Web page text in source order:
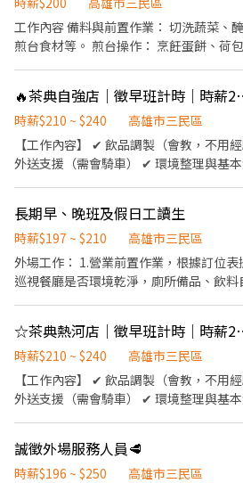
工作內容 備料與前置作業： 切洗蔬菜、
煎台食材等。 煎台操作： 烹飪蛋餅、荷
客製化需求、結帳與點交餐點。 送餐與
助顧客需求。 收桌與清潔： 用餐完畢後
地面環境。 飲料製作： 調配咖啡、奶茶等各式飲料
戰 高強度效率： 早晨尖峰時段客人多、
範，並保持友善的服務態度
🔥茶典自強
時薪$210 ~ $240
高雄市三民區
【工作內容】 ✔ 飲品調製（會教，不用
外送支援（需會騎車） ✔ 環境整理與基
長期早、晚班及假日工讀生
時薪$197 ~ $210
高雄市三民區
外場工作： 1.營業前置作業，根據訂位
巡視餐廳是否環境乾淨，廁所備品、飲
否有菜，若桌子太空需立即上前關心並
齊的品項進行追菜或加點。 4.顧客用餐滿
務，送餐、收桌、擺桌、環境清潔 6.菜口整理 東坡團隊必具
度 「為自己負責，替別人著想」 與內外
☆茶典熱河
時薪$210 ~ $240
高雄市三民區
【工作內容】 ✔ 飲品調製（會教，不用
外送支援（需會騎車） ✔ 環境整理與基
誠徵外場服務人員🥩
時薪$196 ~ $250
高雄市三民區